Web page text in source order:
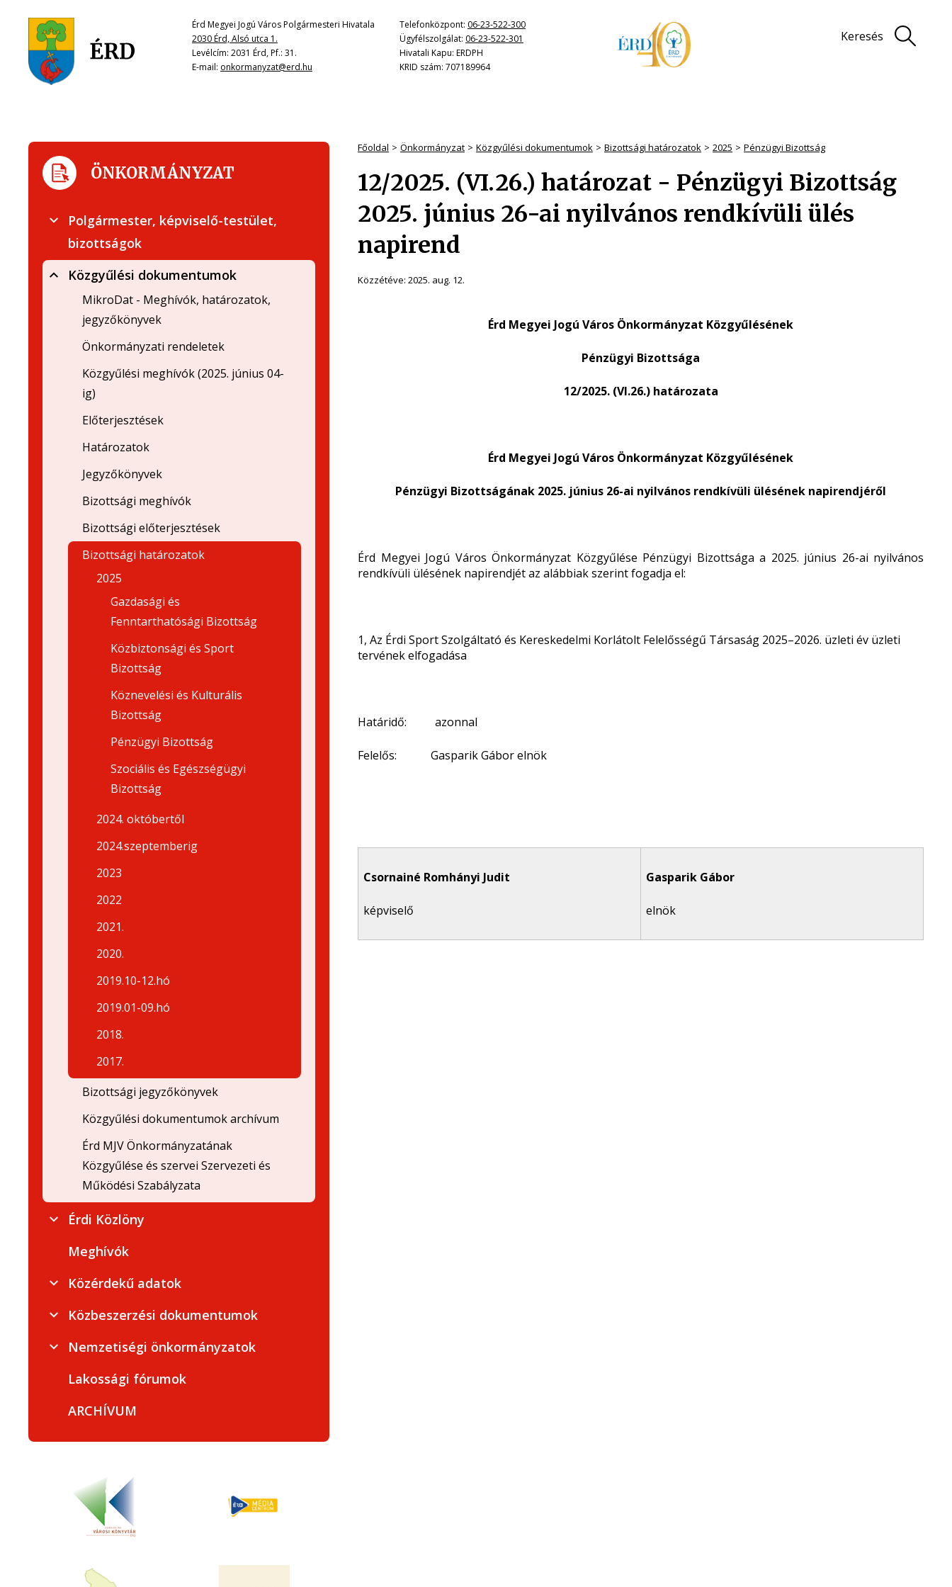
Érd Megyei Jogú Város Polgármesteri Hivatala
2030 Érd, Alsó utca 1.
Levélcím: 2031 Érd, Pf.: 31.
E-mail: onkormanyzat@erd.hu
Telefonközpont: 06-23-522-300
Ügyfélszolgálat: 06-23-522-301
Hivatali Kapu: ERDPH
KRID szám: 707189964
Keresés
Főoldal Önkormányzat Közgyűlési dokumentumok Bizottsági határozatok 2025 Pénzügyi Bizottság
12/2025. (VI.26.) határozat - Pénzügyi Bizottság
2025. június 26-ai nyilvános rendkívüli ülés
napirend
Közzétéve: 2025. aug. 12.
Érd Megyei Jogú Város Önkormányzat Közgyűlésének
Pénzügyi Bizottsága
12/2025. (VI.26.) határozata
Érd Megyei Jogú Város Önkormányzat Közgyűlésének
Pénzügyi Bizottságának 2025. június 26-ai nyilvános rendkívüli ülésének napirendjéről
Érd Megyei Jogú Város Önkormányzat Közgyűlése Pénzügyi Bizottsága a 2025. június 26-ai nyilvános
rendkívüli ülésének napirendjét az alábbiak szerint fogadja el:
1, Az Érdi Sport Szolgáltató és Kereskedelmi Korlátolt Felelősségű Társaság 2025–2026. üzleti év üzleti
tervének elfogadása
Határidő: azonnal
Felelős: Gasparik Gábor elnök
Csornainé Romhányi Judit
képviselő
Gasparik Gábor
elnök
ÖNKORMÁNYZAT
Polgármester, képviselő-testület,
bizottságok
Közgyűlési dokumentumok
MikroDat - Meghívók, határozatok,
jegyzőkönyvek
Önkormányzati rendeletek
Közgyűlési meghívók (2025. június 04-
ig)
Előterjesztések
Határozatok
Jegyzőkönyvek
Bizottsági meghívók
Bizottsági előterjesztések
Bizottsági határozatok
2025
Gazdasági és
Fenntarthatósági Bizottság
Közbiztonsági és Sport
Bizottság
Köznevelési és Kulturális
Bizottság
Pénzügyi Bizottság
Szociális és Egészségügyi
Bizottság
2024. októbertől
2024.szeptemberig
2023
2022
2021.
2020.
2019.10-12.hó
2019.01-09.hó
2018.
2017.
Bizottsági jegyzőkönyvek
Közgyűlési dokumentumok archívum
Érd MJV Önkormányzatának
Közgyűlése és szervei Szervezeti és
Működési Szabályzata
Érdi Közlöny
Meghívók
Közérdekű adatok
Közbeszerzési dokumentumok
Nemzetiségi önkormányzatok
Lakossági fórumok
ARCHÍVUM